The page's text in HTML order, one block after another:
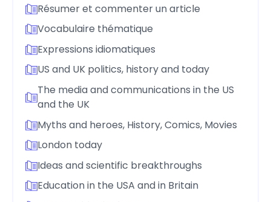
Résumer et commenter un article
Vocabulaire thématique
Expressions idiomatiques
US and UK politics, history and today
The media and communications in the US
and the UK
Myths and heroes, History, Comics, Movies
London today
Ideas and scientific breakthroughs
Education in the USA and in Britain